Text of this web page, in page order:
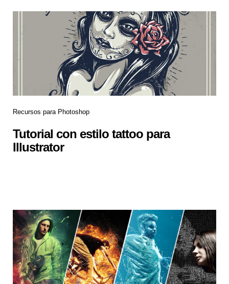
Recursos para Photoshop
Tutorial con estilo tattoo para
Illustrator